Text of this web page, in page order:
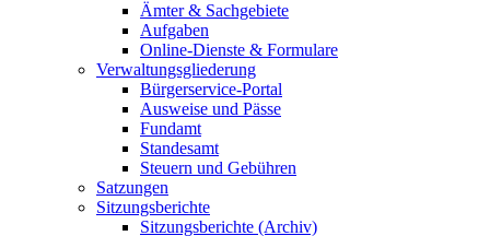
Ämter & Sachgebiete
Aufgaben
Online-Dienste & Formulare
Verwaltungsgliederung
Bürgerservice-Portal
Ausweise und Pässe
Fundamt
Standesamt
Steuern und Gebühren
Satzungen
Sitzungsberichte
Sitzungsberichte (Archiv)